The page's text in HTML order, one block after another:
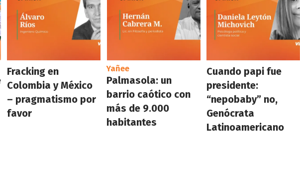
Fracking en
Colombia y México
– pragmatismo por
favor
Yañee
Palmasola: un
barrio caótico con
más de 9.000
habitantes
Cuando papi fue
presidente:
“nepobaby” no,
Genócrata
Latinoamericano